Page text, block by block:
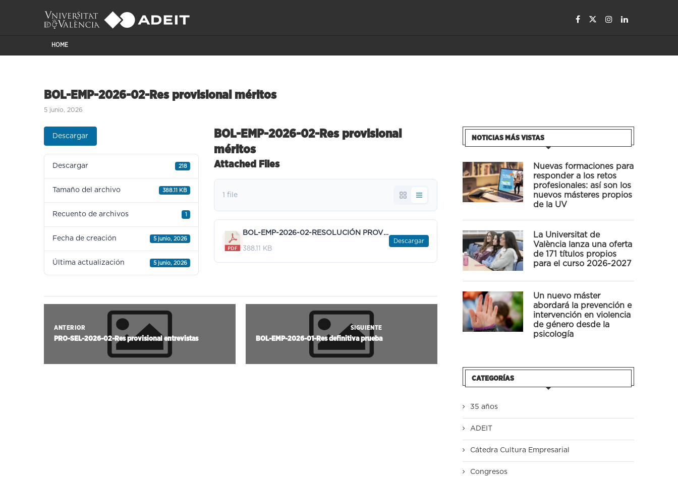
HOME
BOL-EMP-2026-02-Res provisional méritos
5 junio, 2026
Descargar
Descargar 218
Tamaño del archivo 388.11 KB
Recuento de archivos 1
Fecha de creación 5 junio, 2026
Última actualización 5 junio, 2026
BOL-EMP-2026-02-Res provisional
méritos
Attached Files
1 file
BOL-EMP-2026-02-RESOLUCIÓN PROVISIONAL VALORACIÓN MÉRITOS.pdf
388.11 KB
Descargar
ANTERIOR
PRO-SEL-2026-02-Res provisional entrevistas
SIGUIENTE
BOL-EMP-2026-01-Res definitiva prueba
NOTICIAS MÁS VISTAS
Nuevas formaciones para
responder a los retos
profesionales: así son los
nuevos másteres propios
de la UV
La Universitat de
València lanza una oferta
de 171 títulos propios
para el curso 2026-2027
Un nuevo máster
abordará la prevención e
intervención en violencia
de género desde la
psicología
CATEGORÍAS
35 años
ADEIT
Cátedra Cultura Empresarial
Congresos